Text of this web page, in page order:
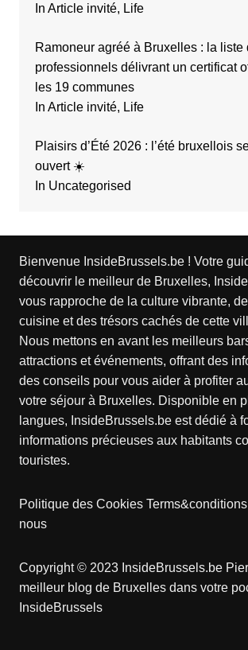
In Article invité, Life
Ramoneur agréé à Bruxelles : la liste
professionnels délivrant un certificat
les 19 communes
In Article invité, Life
Plaisirs d’Été 2026 : l’été bruxellois
ouvert ☀️
In Uncategorised
Bienvenue InsideBrussels.be ! Votre
découvrir le meilleur de Bruxelles,
vous rapproche de la culture vibrante,
cuisine et des trésors cachés de cette
Nous mettons en avant les meilleurs
attractions et événements, offrant des
des conseils pour vous aider à profiter
votre séjour à Bruxelles. Disponible en
langues, InsideBrussels.be est dédié à
informations précieuses aux habitants
touristes.
Politique des Cookies Terms&conditions
nous
Copyright © 2023 InsideBrussels.be
meilleur blog de Bruxelles dans votre
InsideBrussels